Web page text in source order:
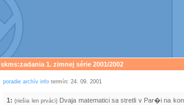
skms:zadania 1. zimnej série 2001/2002
poradie archív info termín: 24. 09. 2001
1:(riešia len prváci) Dvaja matematici sa stretli v Par�i na